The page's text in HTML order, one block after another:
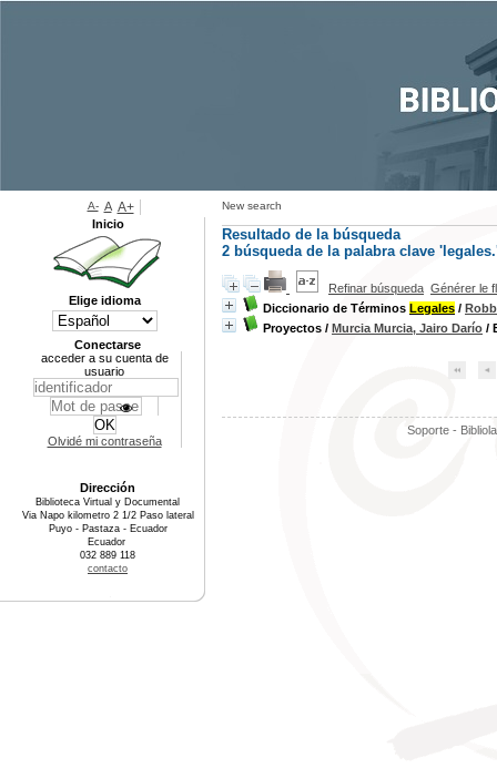
New search
Resultado de la búsqueda
2 búsqueda de la palabra clave
Refinar búsqueda Générer le
Diccionario de Términos Legales /
Proyectos / Murcia Murcia, Jairo Darío /
Soporte -
A- A A+
Inicio
Elige idioma
Conectarse
acceder a su cuenta de
usuario
Olvidé mi contraseña
Dirección
Biblioteca Virtual y Documental
Via Napo kilometro 2 1/2 Paso lateral
Puyo - Pastaza - Ecuador
Ecuador
032 889 118
contacto